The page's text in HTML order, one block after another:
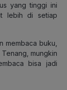
yang tinggi ini
lebih di setiap
membaca buku,
mungkin
bisa jadi